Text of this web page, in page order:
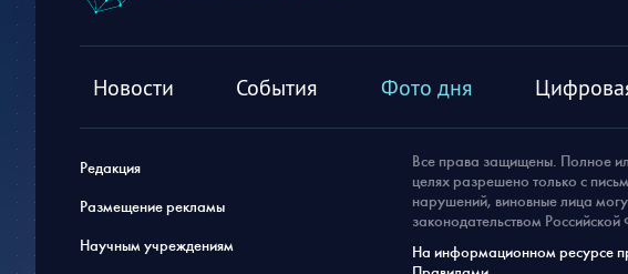
Новости События Фото дня
Редакция
Размещение рекламы
Научным учреждениям
Все права защищены. Полное
целях разрешено только с
нарушений, виновные лица
законодательством
На информационном ресурсе